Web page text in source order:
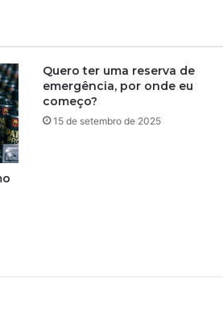
Quero ter uma reserva de
emergência, por onde eu
começo?
15 de setembro de 2025